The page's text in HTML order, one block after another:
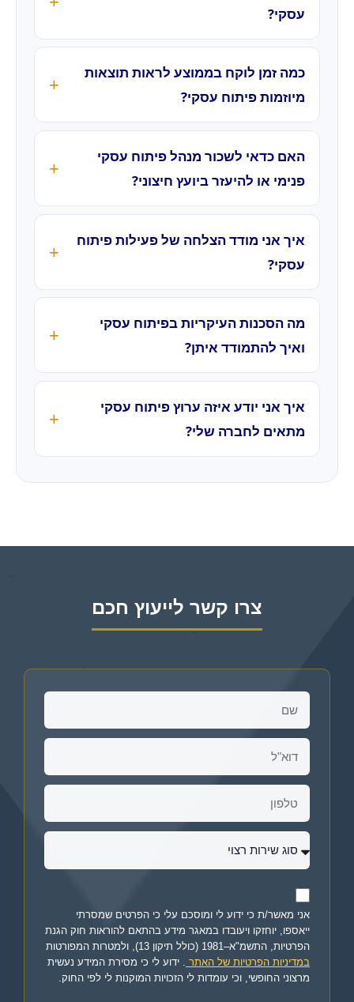
עסקי?
כמה זמן לוקח בממוצע לראות תוצאות
מיוזמות פיתוח עסקי?
האם כדאי לשכור מנהל פיתוח עסקי
פנימי או להיעזר ביועץ חיצוני?
איך אני מודד הצלחה של פעילות פיתוח
עסקי?
מה הסכנות העיקריות בפיתוח עסקי
ואיך להתמודד איתן?
איך אני יודע איזה ערוץ פיתוח עסקי
מתאים לחברה שלי?
צרו קשר לייעוץ חכם
אני מאשר/ת כי ידוע לי ומוסכם עלי כי הפרטים שמסרתי
ייאספו, יוחזקו ויעובדו במאגר מידע בהתאם להוראות חוק הגנת
הפרטיות, התשמ"א–1981 (כולל תיקון 13), ולמטרות המפורטות
במדיניות הפרטיות של האתר
. ידוע לי כי מסירת המידע נעשית
מרצוני החופשי, וכי עומדות לי הזכויות המוקנות לי לפי החוק.